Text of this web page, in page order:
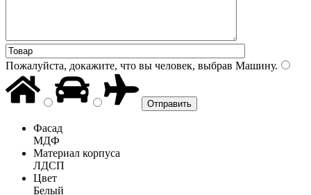
Пожалуйста, докажите, что вы человек, выбрав Машину.
Фасад
МДФ
Материал корпуса
ЛДСП
Цвет
Белый